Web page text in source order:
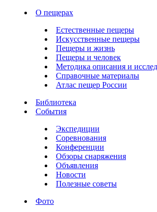
О пещерах
Естественные пещеры
Искусственные пещеры
Пещеры и жизнь
Пещеры и человек
Методика описания и
Справочные материалы
Атлас пещер России
Библиотека
События
Экспедиции
Соревнования
Конференции
Обзоры снаряжения
Объявления
Новости
Полезные советы
Фото